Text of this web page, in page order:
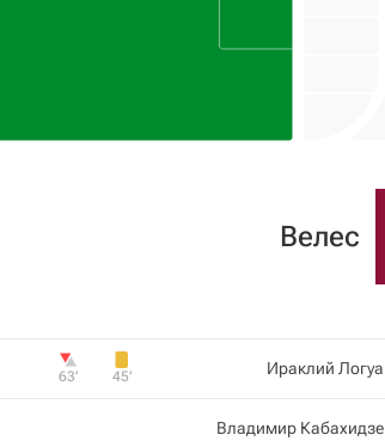
Велес
Ираклий Логуа
45‎’‎
63‎’‎
Владимир Кабахидзе